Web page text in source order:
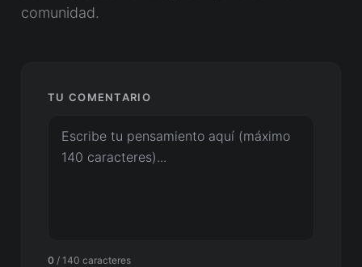
comunidad.
TU COMENTARIO
0 / 140 caracteres